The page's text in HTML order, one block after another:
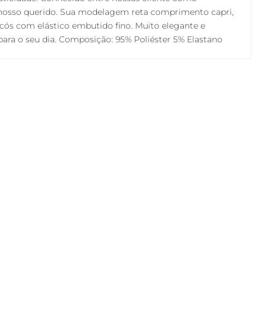
querido. Sua modelagem reta comprimento capri,
com elástico embutido fino. Muito elegante e
o seu dia. Composição: 95% Poliéster 5% Elastano